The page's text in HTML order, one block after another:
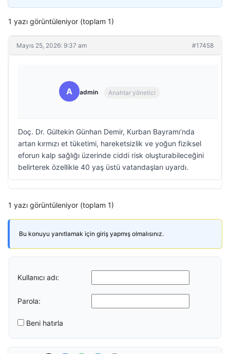
1 yazı görüntüleniyor (toplam 1)
Mayıs 25, 2026: 9:37 am #17458
A admin Anahtar yönetici
Doç. Dr. Gültekin Günhan Demir, Kurban Bayramı’nda
artan kırmızı et tüketimi, hareketsizlik ve yoğun fiziksel
eforun kalp sağlığı üzerinde ciddi risk oluşturabileceğini
belirterek özellikle 40 yaş üstü vatandaşları uyardı.
1 yazı görüntüleniyor (toplam 1)
Bu konuyu yanıtlamak için giriş yapmış olmalısınız.
Kullanıcı adı:
Parola:
Beni hatırla